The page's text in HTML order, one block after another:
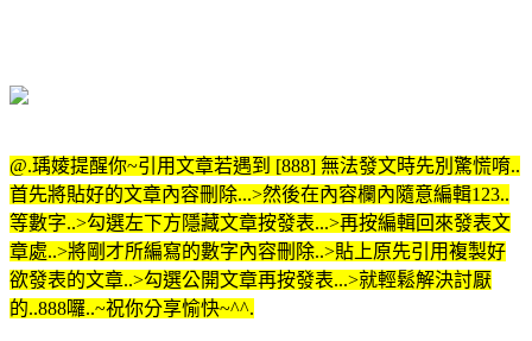
@.瑀婈提醒你~引用文章若遇到 [888] 無法發文時先別驚慌唷..
首先將貼好的文章內容刪除...>然後在內容欄內隨意編輯123..
等數字..>勾選左下方隱藏文章按發表...>再按編輯回來發表文
章處..>將剛才所編寫的數字內容刪除..>貼上原先引用複製好
欲發表的文章..>勾選公開文章再按發表...>就輕鬆解決討厭
的..888囉..~祝你分享愉快~^^.